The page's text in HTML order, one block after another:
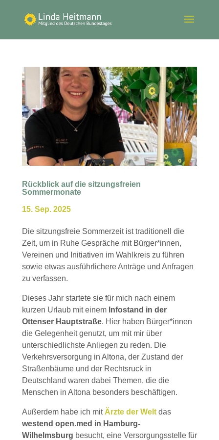
Rückblick auf die sitzungsfreien
Sommermonate
15. Sep. 2025
Die sitzungsfreie Sommerzeit ist traditionell die
Zeit, um in Ruhe Gespräche mit Bürger*innen,
Vereinen und Initiativen im Wahlkreis zu führen
sowie etwas ausführlichere Anträge und Anfragen
zu verfassen.
Dieses Jahr startete sie für mich nach einem
kurzen Urlaub mit einem Infostand in der
Ottenser Hauptstraße. Hier haben Bürger*innen
die Gelegenheit genutzt, um mit mir über
unterschiedlichste Anliegen zu reden. Die
Verkehrsversorgung in Altona, der Zustand der
Straßenbäume und der Rechtsruck in
Deutschland waren dabei Themen, die die
Menschen in Altona besonders beschäftigen.
Außerdem habe ich mit Ärzte der Weltdas
westend open.med in Hamburg-
Wilhelmsburg besucht, eine Versorgungsstelle für